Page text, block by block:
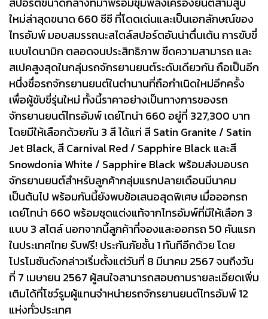
ใหม่ล่าสุดขนาด 660 ซีซี ที่โดดเด่นและเป็นเอกลักษณ์ของ
ไทรอัมพ์ มอบสมรรถนะสไตล์สปอร์ตอันน่าตื่นเต้น การขับขี่
แบบไดนามิก ตลอดจนประสิทธิภาพ ขีดความสามารถ และ
สเปคสูงสุดในกลุ่มรถจักรยานยนต์ระดับเดียวกัน ถือเป็นอีก
หนึ่งชื่อรถจักรยานยนต์ในตำนานที่ถือกำเนิดใหม่อีกครั้ง
เพื่อผู้ขับขี่รุ่นใหม่ ทั้งนี้ราคาอย่างเป็นทางการของรถ
จักรยานยนต์ไทรอัมพ์ เดย์โทน่า 660 อยู่ที่ 327,300 บาท
โดยมีให้เลือกด้วยกัน 3 สี ได้แก่ สี Satin Granite / Satin
Jet Black, สี Carnival Red / Sapphire Black และสี
Snowdonia White / Sapphire Black พร้อมส่งมอบรถ
จักรยานยนต์สำหรับลูกค้ากลุ่มแรกปลายเดือนมีนาคม
เป็นต้นไป พร้อมกันนี้ยังพบข้อเสนอสุดพิเศษ เมื่อออกรถ
เดย์โทน่า 660 พร้อมชุดแต่งแท้จากไทรอัมพ์ที่มีให้เลือก 3
แบบ 3 สไตล์ นอกจากนี้ลูกค้าที่จองและออกรถ 50 คันแรก
ในประเทศไทย รับฟรี! ประกันภัยชั้น 1 ทันทีอีกด้วย โดย
โปรโมชันดังกล่าวเริ่มตั้งแต่วันที่ 8 มีนาคม 2567 จนถึงวัน
ที่ 7 เมษายน 2567 ผู้สนใจสามารถสอบถามรายละเอียดเพิ่ม
เติมได้ที่โชว์รูมผู้แทนจำหน่ายรถจักรยานยนต์ไทรอัมพ์ 12
แห่งทั่วประเทศ